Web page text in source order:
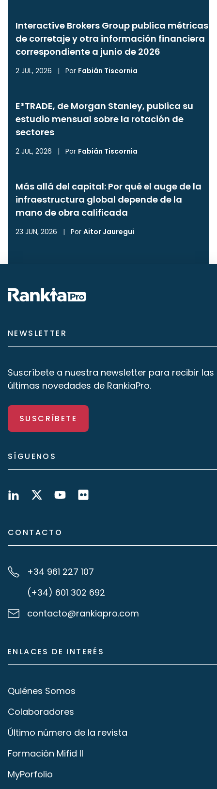
Interactive Brokers Group publica métricas
de corretaje y otra información financiera
correspondiente a junio de 2026
2 JUL, 2026 | Por Fabián Tiscornia
E*TRADE, de Morgan Stanley, publica su
estudio mensual sobre la rotación de
sectores
2 JUL, 2026 | Por Fabián Tiscornia
Más allá del capital: Por qué el auge de la
infraestructura global depende de la
mano de obra calificada
23 JUN, 2026 | Por Aitor Jauregui
NEWSLETTER
Suscríbete a nuestra newsletter para recibir las
últimas novedades de RankiaPro.
SUSCRÍBETE
SÍGUENOS
CONTACTO
+34 961 227 107
(+34) 601 302 692
contacto@rankiapro.com
ENLACES DE INTERÉS
Quiénes Somos
Colaboradores
Último número de la revista
Formación Mifid II
MyPorfolio